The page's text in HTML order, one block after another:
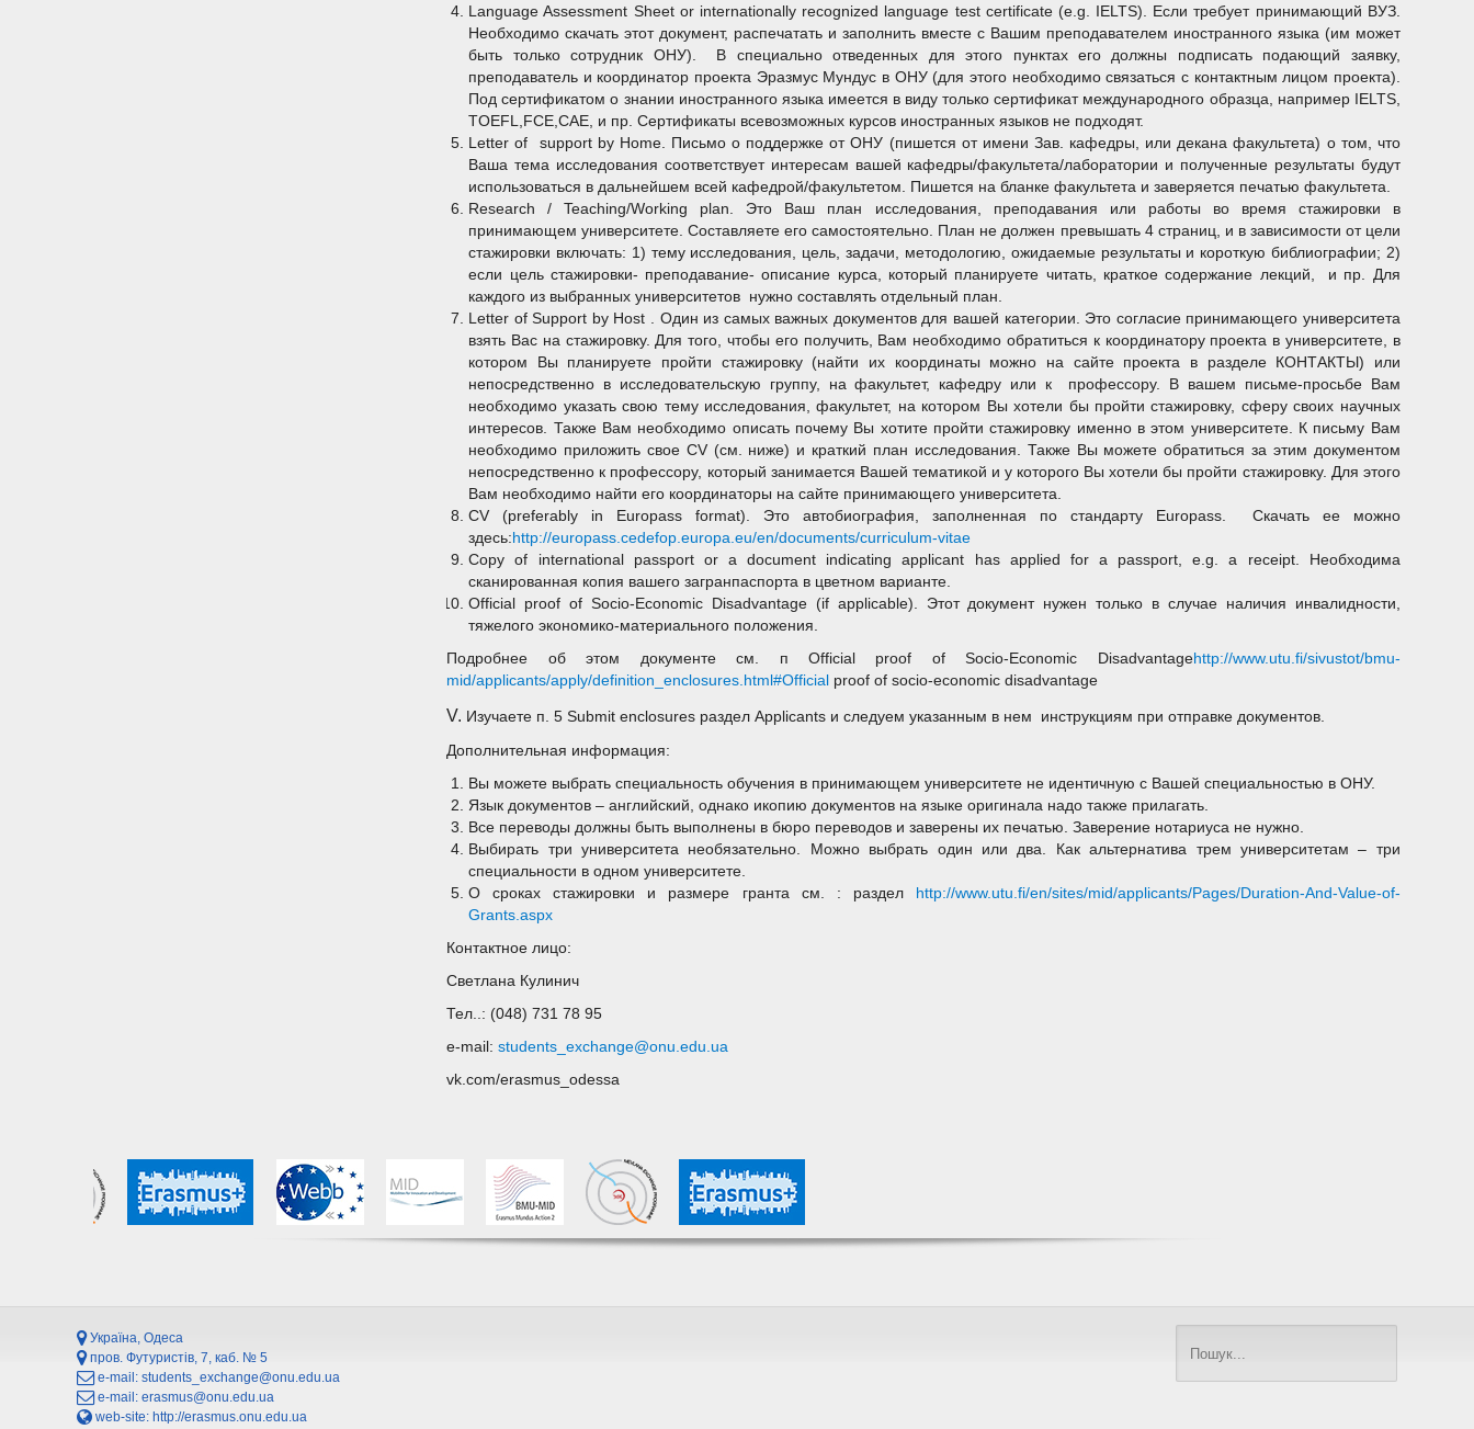
Language Assessment Sheet or internationally recognized language test certificate (e.g. IELTS). Если требует принимающий ВУЗ.
Необходимо скачать этот документ, распечатать и заполнить вместе с Вашим преподавателем иностранного языка (им может
быть только сотрудник ОНУ). В специально отведенных для этого пунктах его должны подписать подающий заявку,
преподаватель и координатор проекта Эразмус Мундус в ОНУ (для этого необходимо связаться с контактным лицом проекта).
Под сертификатом о знании иностранного языка имеется в виду только сертификат международного образца, например IELTS,
TOEFL,FCE,CAE, и пр. Сертификаты всевозможных курсов иностранных языков не подходят.
Letter of support by Home. Письмо о поддержке от ОНУ (пишется от имени Зав. кафедры, или декана факультета) о том, что
Ваша тема исследования соответствует интересам вашей кафедры/факультета/лаборатории и полученные результаты будут
использоваться в дальнейшем всей кафедрой/факультетом. Пишется на бланке факультета и заверяется печатью факультета.
Research / Teaching/Working plan. Это Ваш план исследования, преподавания или работы во время стажировки в
принимающем университете. Составляете его самостоятельно. План не должен превышать 4 страниц, и в зависимости от цели
стажировки включать: 1) тему исследования, цель, задачи, методологию, ожидаемые результаты и короткую библиографии; 2)
если цель стажировки- преподавание- описание курса, который планируете читать, краткое содержание лекций, и пр. Для
каждого из выбранных университетов нужно составлять отдельный план.
Letter of Support by Host . Один из самых важных документов для вашей категории. Это согласие принимающего университета
взять Вас на стажировку. Для того, чтобы его получить, Вам необходимо обратиться к координатору проекта в университете, в
котором Вы планируете пройти стажировку (найти их координаты можно на сайте проекта в разделе КОНТАКТЫ) или
непосредственно в исследовательскую группу, на факультет, кафедру или к профессору. В вашем письме-просьбе Вам
необходимо указать свою тему исследования, факультет, на котором Вы хотели бы пройти стажировку, сферу своих научных
интересов. Также Вам необходимо описать почему Вы хотите пройти стажировку именно в этом университете. К письму Вам
необходимо приложить свое CV (см. ниже) и краткий план исследования. Также Вы можете обратиться за этим документом
непосредственно к профессору, который занимается Вашей тематикой и у которого Вы хотели бы пройти стажировку. Для этого
Вам необходимо найти его координаторы на сайте принимающего университета.
CV (preferably in Europass format). Это автобиография, заполненная по стандарту Europass. Скачать ее можно
здесь: http://europass.cedefop.europa.eu/en/documents/curriculum-vitae
Copy of international passport or a document indicating applicant has applied for a passport, e.g. a receipt. Необходима
сканированная копия вашего загранпаспорта в цветном варианте.
Official proof of Socio-Economic Disadvantage (if applicable). Этот документ нужен только в случае наличия инвалидности,
тяжелого экономико-материального положения.
Подробнее об этом документе см. п Official proof of Socio-Economic Disadvantagehttp://www.utu.fi/sivustot/bmu-
mid/applicants/apply/definition_enclosures.html#Official proof of socio-economic disadvantage
V. Изучаете п. 5 Submit enclosures раздел Applicants и следуем указанным в нем инструкциям при отправке документов.
Дополнительная информация:
Вы можете выбрать специальность обучения в принимающем университете не идентичную с Вашей специальностью в ОНУ.
Язык документов – английский, однако икопию документов на языке оригинала надо также прилагать.
Все переводы должны быть выполнены в бюро переводов и заверены их печатью. Заверение нотариуса не нужно.
Выбирать три университета необязательно. Можно выбрать один или два. Как альтернатива трем университетам – три
специальности в одном университете.
О сроках стажировки и размере гранта см. : разделhttp://www.utu.fi/en/sites/mid/applicants/Pages/Duration-And-Value-of-
Grants.aspx
Контактное лицо:
Светлана Кулинич
Тел..: (048) 731 78 95
e-mail:students_exchange@onu.edu.ua
vk.com/erasmus_odessa
Україна, Одеса
пров. Футуристів, 7, каб. № 5
e-mail: students_exchange@onu.edu.ua
e-mail: erasmus@onu.edu.ua
web-site: http://erasmus.onu.edu.ua